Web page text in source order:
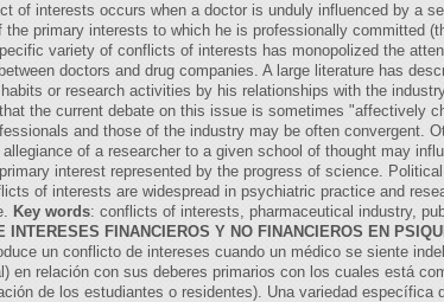
of interests occurs when a doctor is unduly influenced by a
the primary interests to which he is professionally committed
variety of conflicts of interests has monopolized the
doctors and drug companies. A large literature has
or research activities by his relationships with the
the current debate on this issue is sometimes "affectively
and those of the industry may be often convergent.
of a researcher to a given school of thought may
interest represented by the progress of science.
of interests are widespread in psychiatric practice and
Key words: conflicts of interests, pharmaceutical industry,
INTERESES FINANCIEROS Y NO FINANCIEROS EN
un conflicto de intereses cuando un médico se siente
en relación con sus deberes primarios con los cuales está
de los estudiantes o residentes). Una variedad